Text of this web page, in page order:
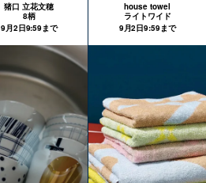
猪口 立花文穂
8柄
9月2日9:59まで
house towel
ライトワイド
9月2日9:59まで